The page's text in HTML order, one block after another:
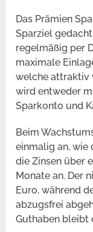
Das Prämien
Sparziel
regelmäßig per
maximale
welche attraktiv
wird entweder
Sparkonto und
Beim
einmalig an, wie
die Zinsen über
Monate an. Der
Euro, während
abzugsfrei
Guthaben bleibt